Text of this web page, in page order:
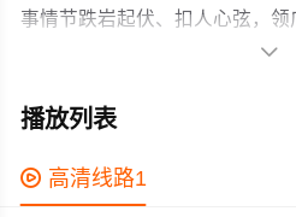
事情节跌岩起伏、扣人心弦，
作为一部 上映的剧情电影，在
剧情紧凑，角色塑造鲜明，适合
看。

播放列表
 高清线路1